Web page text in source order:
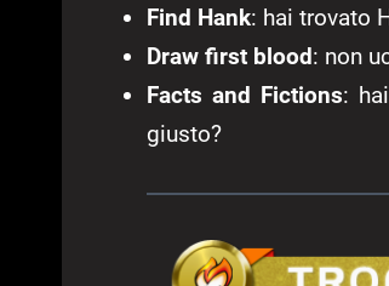
Find Hank: hai trovato
Draw first blood: non
Facts and Fictions:
giusto?